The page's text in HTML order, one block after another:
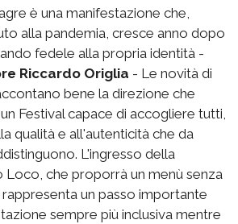
è una manifestazione che,
alla pandemia, cresce anno dopo
fedele alla propria identità -
Riccardo Origlia - Le novità di
bene la direzione che
Festival capace di accogliere tutti,
qualità e all'autenticità che da
L'ingresso della
Loco, che proporrà un menù senza
un passo importante
sempre più inclusiva mentre